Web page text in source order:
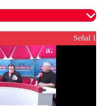
para garantizar un
Señal 1